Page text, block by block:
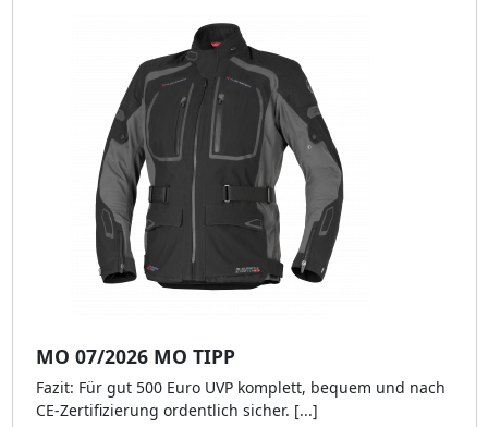
MO 07/2026 MO TIPP
Fazit: Für gut 500 Euro UVP komplett, bequem und nach
CE-Zertifizierung ordentlich sicher. [...]